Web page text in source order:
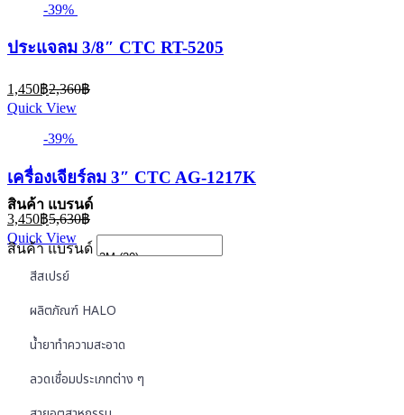
-39%
ประแจลม 3/8″ CTC RT-5205
1,450฿Current
price
is:
1,450฿.
2,360฿
Quick View
-39%
เครื่องเจียร์ลม 3″ CTC AG-1217K
3,450฿Current
price
is:
5,630฿Original
was:
Quick View
สินค้า แบรนด์
สินค้า แบรนด์
สีสเปรย์
ผลิตภัณฑ์ HALO
น้ำยาทำความสะอาด
ลวดเชื่อมประเภทต่าง ๆ